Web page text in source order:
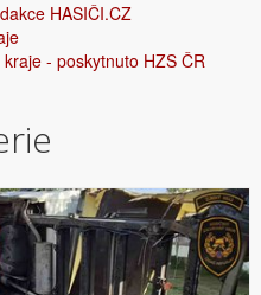
HASIČI.CZ
- poskytnuto HZS ČR